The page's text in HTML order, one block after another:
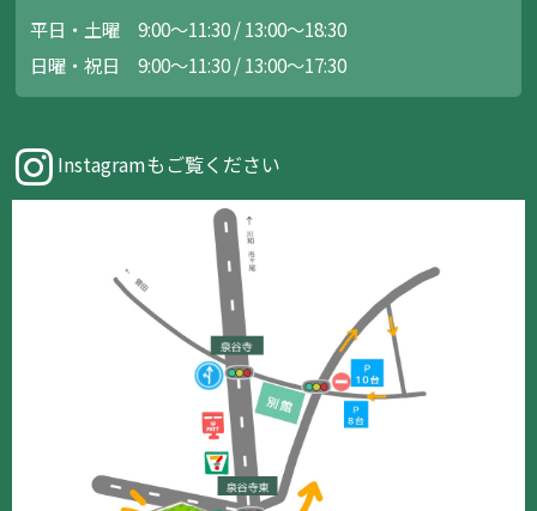
平日・土曜 9:00～11:30 / 13:00～18:30
日曜・祝日 9:00～11:30 / 13:00～17:30
Instagramもご覧ください